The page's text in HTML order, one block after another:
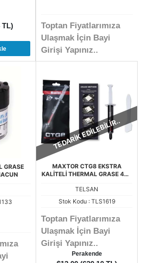
TL)
Toptan Fiyatlarımıza
Ulaşmak İçin Bayi
Girişi Yapınız..
GRASE
TEDARİK EDİLEBİLİR..
MAXTOR CTG8 EKSTRA
KALİTELİ THERMAL GRASE 4GR
TELSAN
Stok Kodu : TLS1619
Toptan Fiyatlarımıza
Ulaşmak İçin Bayi
Girişi Yapınız..
Perakende